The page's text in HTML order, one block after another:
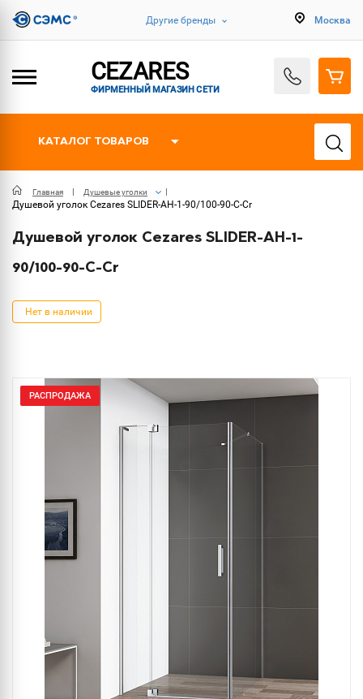
Другие бренды Москва
CEZARES
ФИРМЕННЫЙ МАГАЗИН СЕТИ
КАТАЛОГ ТОВАРОВ
Главная Душевые уголки
Душевой уголок Cezares SLIDER-AH-1-90/100-90-C-Cr
Душевой уголок Cezares SLIDER-AH-1-
90/100-90-C-Cr
Нет в наличии
РАСПРОДАЖА